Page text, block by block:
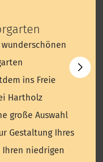
ins Freie
Hartholz
große Auswahl
Gestaltung Ihres
Ihren niedrigen